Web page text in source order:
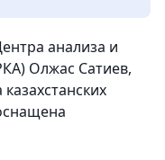
анализа и
Олжас Сатиев,